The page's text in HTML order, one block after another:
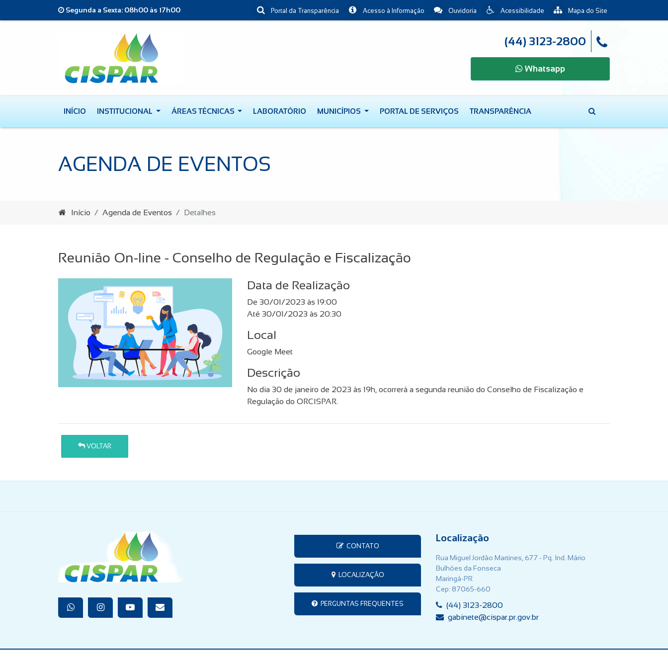
Segunda a Sexta: 08h00 às 17h00 Mapa do Site
Acessibilidade
Ouvidoria
Acesso à Informação
Portal da Transparência
(44) 3123-2800
Whatsapp
INÍCIO INSTITUCIONAL ÁREAS TÉCNICAS LABORATÓRIO MUNICÍPIOS PORTAL DE SERVIÇOS TRANSPARÊNCIA
AGENDA DE EVENTOS
Início Agenda de Eventos Detalhes
Reunião On-line - Conselho de Regulação e Fiscalização
Data de Realização
De 30/01/2023 às 19:00
Até 30/01/2023 às 20:30
Local
Google Meet
Descrição
No dia 30 de janeiro de 2023 às 19h, ocorrerá a segunda reunião do Conselho de Fiscalização e
Regulação do ORCISPAR.
VOLTAR
CONTATO
LOCALIZAÇÃO
PERGUNTAS FREQUENTES
Localização
Rua Miguel Jordão Martines, 677 - Pq. Ind. Mário
Bulhões da Fonseca
Maringá-PR
Cep: 87065-660
(44) 3123-2800
gabinete@cispar.pr.gov.br